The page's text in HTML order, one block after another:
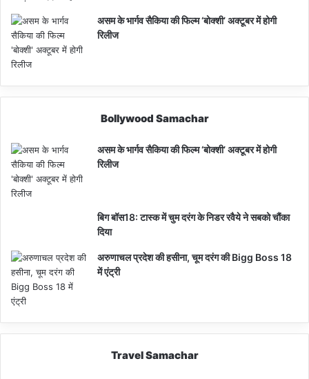
असम के भार्गव सैकिया की फिल्म ‘बोक्शी’ अक्टूबर में होगी
रिलीज
Bollywood Samachar
असम के भार्गव सैकिया की फिल्म ‘बोक्शी’ अक्टूबर में होगी
रिलीज
बिग बॉस18: टास्क में चुम दरंग के निडर रवैये ने सबको चौंका
दिया
अरुणाचल प्रदेश की हसीना, चूम दरंग की Bigg Boss 18
में एंट्री
Travel Samachar